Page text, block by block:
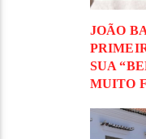
JOÃO
SUA
MUITO